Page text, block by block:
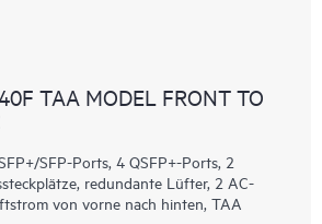
TAA MODEL FRONT TO
SFP-Ports, 4 QSFP+-Ports, 2
redundante Lüfter, 2 AC-
von vorne nach hinten, TAA